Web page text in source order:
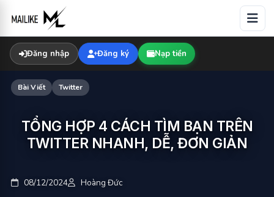
content
Đăng nhập Đăng ký Nạp tiền
Bài Viết Twitter
TỔNG HỢP 4 CÁCH TÌM BẠN TRÊN
TWITTER NHANH, DỄ, ĐƠN GIẢN
08/12/2024 Hoàng Đức